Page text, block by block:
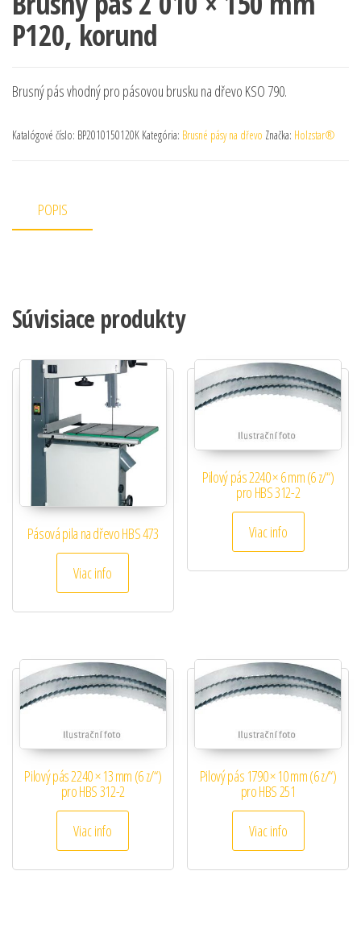
P120, korund
Brusný pás vhodný pro pásovou brusku na dřevo KSO 790.
Katalógové číslo: BP2010150120K Kategória: Brusné pásy na dřevo Značka: Holzstar®
POPIS
Súvisiace produkty
Pásová pila na dřevo HBS 473
Viac info
Pilový pás 2240 × 6 mm (6 z/“)
pro HBS 312-2
Viac info
Pilový pás 2240 × 13 mm (6 z/“)
pro HBS 312-2
Viac info
Pilový pás 1790 × 10 mm (6 z/“)
pro HBS 251
Viac info